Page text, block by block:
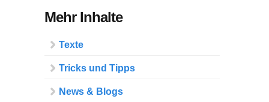
Mehr Inhalte
Texte
Tricks und Tipps
News & Blogs